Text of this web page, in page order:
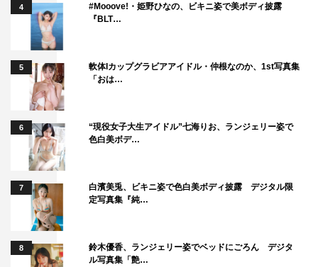
4
#Mooove!・姫野ひなの、ビキニ姿で美ボディ披露
『BLT…
5
軟体Iカップグラビアアイドル・仲根なのか、1st写真集
「おは…
6
“現役女子大生アイドル”七海りお、ランジェリー姿で
色白美ボデ…
7
白濱美兎、ビキニ姿で色白美ボディ披露 デジタル限
定写真集『純…
8
鈴木優香、ランジェリー姿でベッドにごろん デジタ
ル写真集「艶…